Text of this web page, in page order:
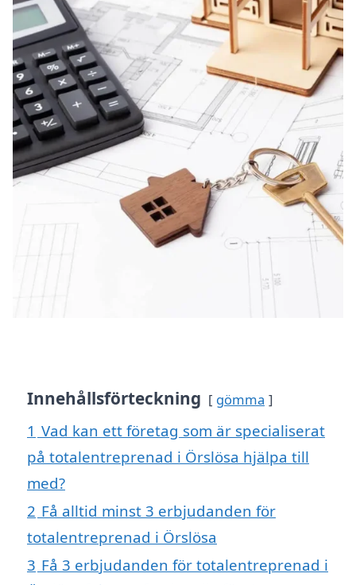
Innehållsförteckning gömma
1 Vad kan ett företag som är specialiserat
på totalentreprenad i Örslösa hjälpa till
med?
2 Få alltid minst 3 erbjudanden för
totalentreprenad i Örslösa
3 Få 3 erbjudanden för totalentreprenad i